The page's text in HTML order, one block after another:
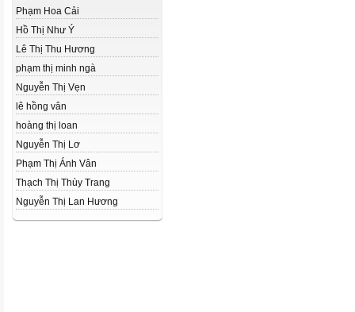
Phạm Hoa Cải
Hồ Thị Như Ý
Lê Thị Thu Hương
phạm thị minh ngà
Nguyễn Thị Vẹn
lê hồng vân
hoàng thị loan
Nguyễn Thị Lơ
Phạm Thị Ánh Vân
Thạch Thị Thùy Trang
Nguyễn Thị Lan Hương